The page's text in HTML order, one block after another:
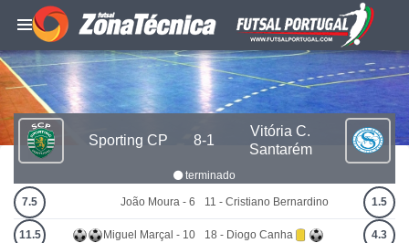
Sporting CP 8-1
Vitória C.
Santarém
terminado
7.5 João Moura - 6
11.5 Miguel Marçal - 10
11 - Cristiano Bernardino 1.5
18 - Diogo Canha 4.3